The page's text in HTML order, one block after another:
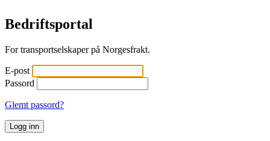
Bedriftsportal
For transportselskaper på Norgesfrakt.
E-post
Passord
Glemt passord?
Logg inn